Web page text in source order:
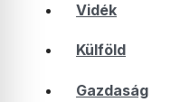
Vidék
Külföld
Gazdaság